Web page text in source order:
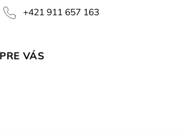
+421 911 657 163
VÁS